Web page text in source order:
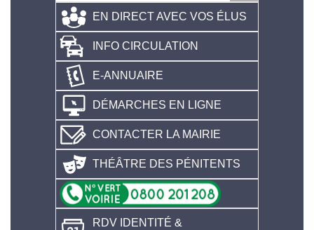
EN DIRECT AVEC VOS ÉLUS
INFO CIRCULATION
E-ANNUAIRE
DÉMARCHES EN LIGNE
CONTACTER LA MAIRIE
THÉÂTRE DES PÉNITENTS
RDV IDENTITÉ &